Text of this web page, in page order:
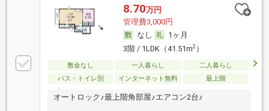
8.70万円
管理費3,000円
なし
1ヶ月
3階 / 1LDK（41.51m2）
敷金なし 一人暮らし
二人暮らし
バス・トイレ別
インターネット無料 最上階
オートロック♪最上階角部屋♪エアコン2台♪